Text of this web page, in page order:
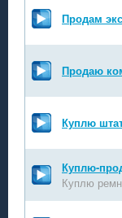
Продам
Продаю
Куплю
Куплю-
Куплю